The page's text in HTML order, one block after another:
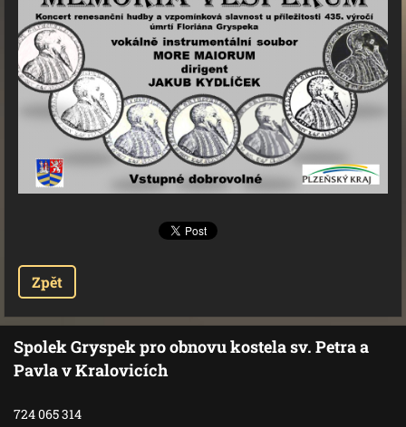
Zpět
Spolek Gryspek pro obnovu kostela sv. Petra a
Pavla v Kralovicích
724 065 314